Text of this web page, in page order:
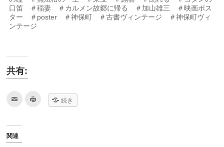
口笛 ＃稲妻 ＃カルメン故郷に帰る ＃加山雄三 ＃映画ポス
ター ＃poster ＃神保町 ＃古書ヴィンテージ ＃神保町ヴィ
ンテージ
共有:
て
続き
関連